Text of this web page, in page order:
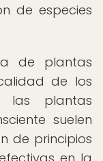
de especies
de plantas
de los
las plantas
suelen
de principios